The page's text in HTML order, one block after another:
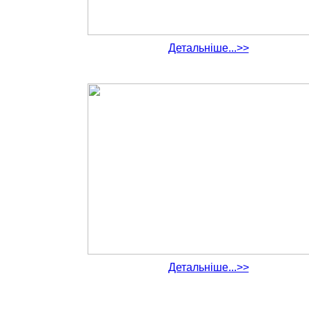
Детальніше...>>
Детальніше...>>